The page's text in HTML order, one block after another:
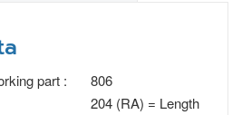
part : 806
204 (RA) = Length